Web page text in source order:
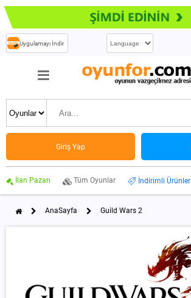
Uygulamayı İndir
Giriş Yap
İlan Pazarı Tüm Oyunlar İndirimli Ürünler
AnaSayfa Guild Wars 2